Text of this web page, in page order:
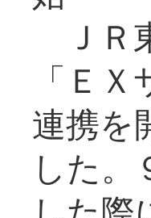
ＪＲ
「Ｅ
連携を
した